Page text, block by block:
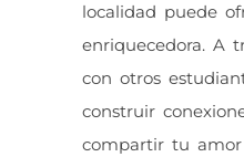
localidad puede
enriquecedora. A
con otros
construir
compartir tu